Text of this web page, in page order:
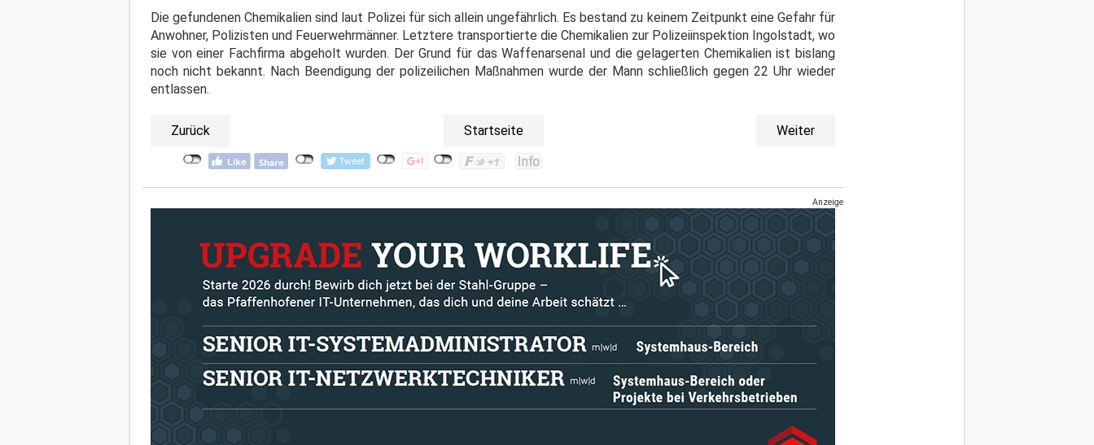
Die gefundenen Chemikalien sind laut Polizei für sich allein ungefährlich. Es bestand zu keinem Zeitpunkt eine Gefahr für
Anwohner, Polizisten und Feuerwehrmänner. Letztere transportierte die Chemikalien zur Polizeiinspektion Ingolstadt, wo
sie von einer Fachfirma abgeholt wurden. Der Grund für das Waffenarsenal und die gelagerten Chemikalien ist bislang
noch nicht bekannt. Nach Beendigung der polizeilichen Maßnahmen wurde der Mann schließlich gegen 22 Uhr wieder
entlassen.
Zurück Startseite Weiter
Anzeige